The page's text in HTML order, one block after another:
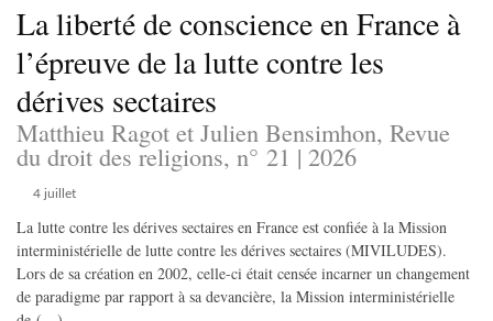
La liberté de conscience en France à
l’épreuve de la lutte contre les
dérives sectaires
Matthieu Ragot et Julien Bensimhon, Revue
du droit des religions, n° 21 | 2026
4 juillet
La lutte contre les dérives sectaires en France est confiée à la Mission
interministérielle de lutte contre les dérives sectaires (MIVILUDES).
Lors de sa création en 2002, celle-ci était censée incarner un changement
de paradigme par rapport à sa devancière, la Mission interministérielle